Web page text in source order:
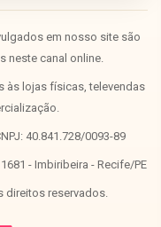
em nosso site são
neste canal online.
às lojas físicas, televendas
40.841.728/0093-89
- Imbiribeira - Recife/PE
direitos reservados.